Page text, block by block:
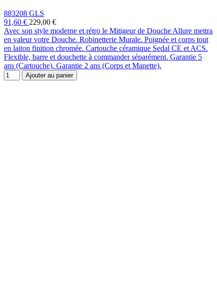
883208 GLS
91,60 € 229,00 €
Avec son style moderne et rétro le Mitigeur de Douche Allure mettra
en valeur votre Douche. Robinetterie Murale. Poignée et corps tout
en laiton finition chromée. Cartouche céramique Sedal CE et ACS.
Flexible, barre et douchette à commander séparément. Garantie 5
ans (Cartouche). Garantie 2 ans (Corps et Manette).
Ajouter au panier